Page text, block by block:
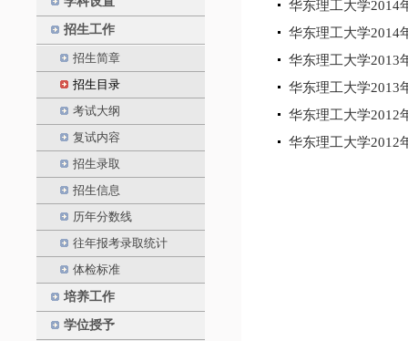
招生工作
招生简章
招生目录
考试大纲
复试内容
招生录取
招生信息
历年分数线
往年报考录取统计
体检标准
培养工作
学位授予
华东理工大学2014
华东理工大学2014
华东理工大学2013
华东理工大学2013
华东理工大学2012
华东理工大学2012